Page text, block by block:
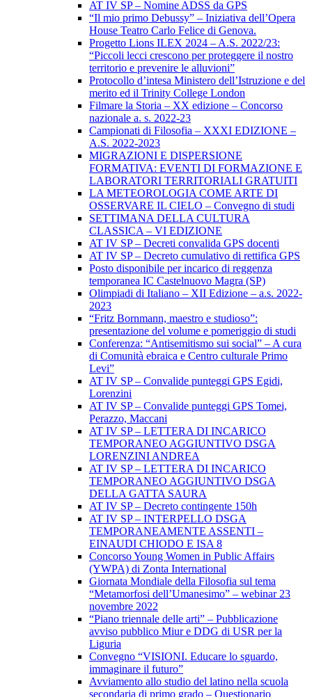
AT IV SP – Nomine ADSS da GPS
“Il mio primo Debussy” – Iniziativa dell’Opera
House Teatro Carlo Felice di Genova.
Progetto Lions ILEX 2024 – A.S. 2022/23:
“Piccoli lecci crescono per proteggere il nostro
territorio e prevenire le alluvioni”
Protocollo d’intesa Ministero dell’Istruzione e del
merito ed il Trinity College London
Filmare la Storia – XX edizione – Concorso
nazionale a. s. 2022-23
Campionati di Filosofia – XXXI EDIZIONE –
A.S. 2022-2023
MIGRAZIONI E DISPERSIONE
FORMATIVA: EVENTI DI FORMAZIONE E
LABORATORI TERRITORIALI GRATUITI
LA METEOROLOGIA COME ARTE DI
OSSERVARE IL CIELO – Convegno di studi
SETTIMANA DELLA CULTURA
CLASSICA – VI EDIZIONE
AT IV SP – Decreti convalida GPS docenti
AT IV SP – Decreto cumulativo di rettifica GPS
Posto disponibile per incarico di reggenza
temporanea IC Castelnuovo Magra (SP)
Olimpiadi di Italiano – XII Edizione – a.s. 2022-
2023
“Fritz Bornmann, maestro e studioso”:
presentazione del volume e pomeriggio di studi
Conferenza: “Antisemitismo sui social” – A cura
di Comunità ebraica e Centro culturale Primo
Levi”
AT IV SP – Convalide punteggi GPS Egidi,
Lorenzini
AT IV SP – Convalide punteggi GPS Tomei,
Perazzo, Maccani
AT IV SP – LETTERA DI INCARICO
TEMPORANEO AGGIUNTIVO DSGA
LORENZINI ANDREA
AT IV SP – LETTERA DI INCARICO
TEMPORANEO AGGIUNTIVO DSGA
DELLA GATTA SAURA
AT IV SP – Decreto contingente 150h
AT IV SP – INTERPELLO DSGA
TEMPORANEAMENTE ASSENTI –
EINAUDI CHIODO E ISA 8
Concorso Young Women in Public Affairs
(YWPA) di Zonta International
Giornata Mondiale della Filosofia sul tema
“Metamorfosi dell’Umanesimo” – webinar 23
novembre 2022
“Piano triennale delle arti” – Pubblicazione
avviso pubblico Miur e DDG di USR per la
Liguria
Convegno “VISIONI. Educare lo sguardo,
immaginare il futuro”
Avviamento allo studio del latino nella scuola
secondaria di primo grado – Questionario